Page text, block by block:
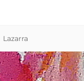
Lazarra